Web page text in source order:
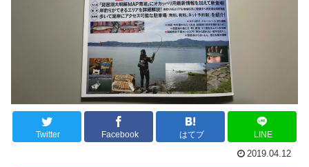
Twitter Facebook はてブ LINE
2019.04.12